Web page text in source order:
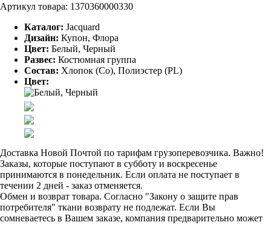
Артикул товара: 1370360000330
Каталог: Jacquard
Дизайн: Купон, Флора
Цвет: Белый, Черный
Развес: Костюмная группа
Состав: Хлопок (Co), Полиэстер (PL)
Цвет:
Доставка Новой Почтой по тарифам грузоперевозчика. Важно!
Заказы, которые поступают в субботу и воскресенье
принимаются в понедельник. Если оплата не поступает в
течении 2 дней - заказ отменяется.
Обмен и возврат товара. Согласно "Закону о защите прав
потребителя" ткани возврату не подлежат. Если Вы
сомневаетесь в Вашем заказе, компания предварительно может